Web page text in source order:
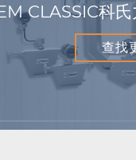
CLASSIC科
查找